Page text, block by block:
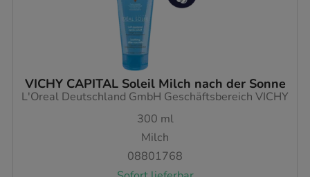
VICHY CAPITAL Soleil Milch nach der Sonne
L'Oreal Deutschland GmbH Geschäftsbereich VICHY
300 ml
Milch
08801768